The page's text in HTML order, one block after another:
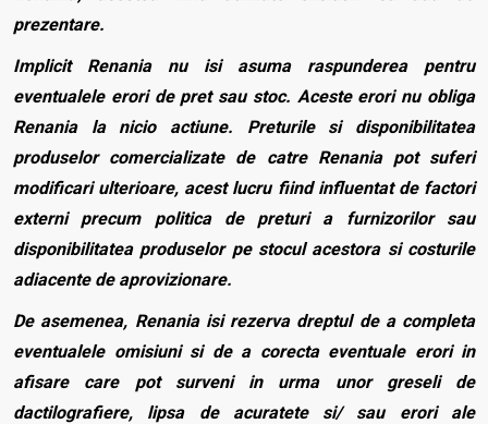
prezentare.
Implicit Renania nu isi asuma raspunderea pentru
eventualele erori de pret sau stoc. Aceste erori nu obliga
Renania la nicio actiune. Preturile si disponibilitatea
produselor comercializate de catre Renania pot suferi
modificari ulterioare, acest lucru fiind influentat de factori
externi precum politica de preturi a furnizorilor sau
disponibilitatea produselor pe stocul acestora si costurile
adiacente de aprovizionare.
De asemenea, Renania isi rezerva dreptul de a completa
eventualele omisiuni si de a corecta eventuale erori in
afisare care pot surveni in urma unor greseli de
dactilografiere, lipsa de acuratete si/ sau erori ale